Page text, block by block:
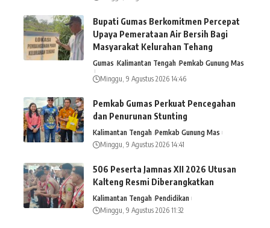
Bupati Gumas Berkomitmen Percepat
Upaya Pemerataan Air Bersih Bagi
Masyarakat Kelurahan Tehang
Gumas Kalimantan Tengah Pemkab Gunung Mas
Minggu, 9 Agustus 2026 14:46
Pemkab Gumas Perkuat Pencegahan
dan Penurunan Stunting
Kalimantan Tengah Pemkab Gunung Mas
Minggu, 9 Agustus 2026 14:41
506 Peserta Jamnas XII 2026 Utusan
Kalteng Resmi Diberangkatkan
Kalimantan Tengah Pendidikan
Minggu, 9 Agustus 2026 11:32